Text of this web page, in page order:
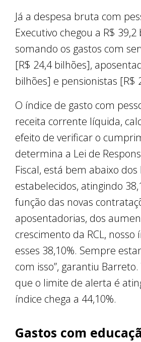
Já a despesa bruta com
Executivo chegou a R$ 39,2
somando os gastos com
[R$ 24,4 bilhões],
bilhões] e pensionistas [R$
O índice de gasto com
receita corrente líquida,
efeito de verificar o
determina a Lei de
Fiscal, está bem abaixo
estabelecidos, atingindo
função das novas
aposentadorias, dos
crescimento da RCL, nosso
esses 38,10%. Sempre
com isso”, garantiu
que o limite de alerta é
índice chega a 44,10%.
Gastos com